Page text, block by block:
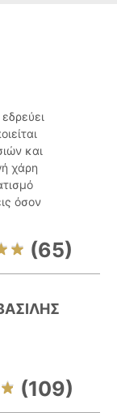
και
χάρη
όσον
(65)
(109)